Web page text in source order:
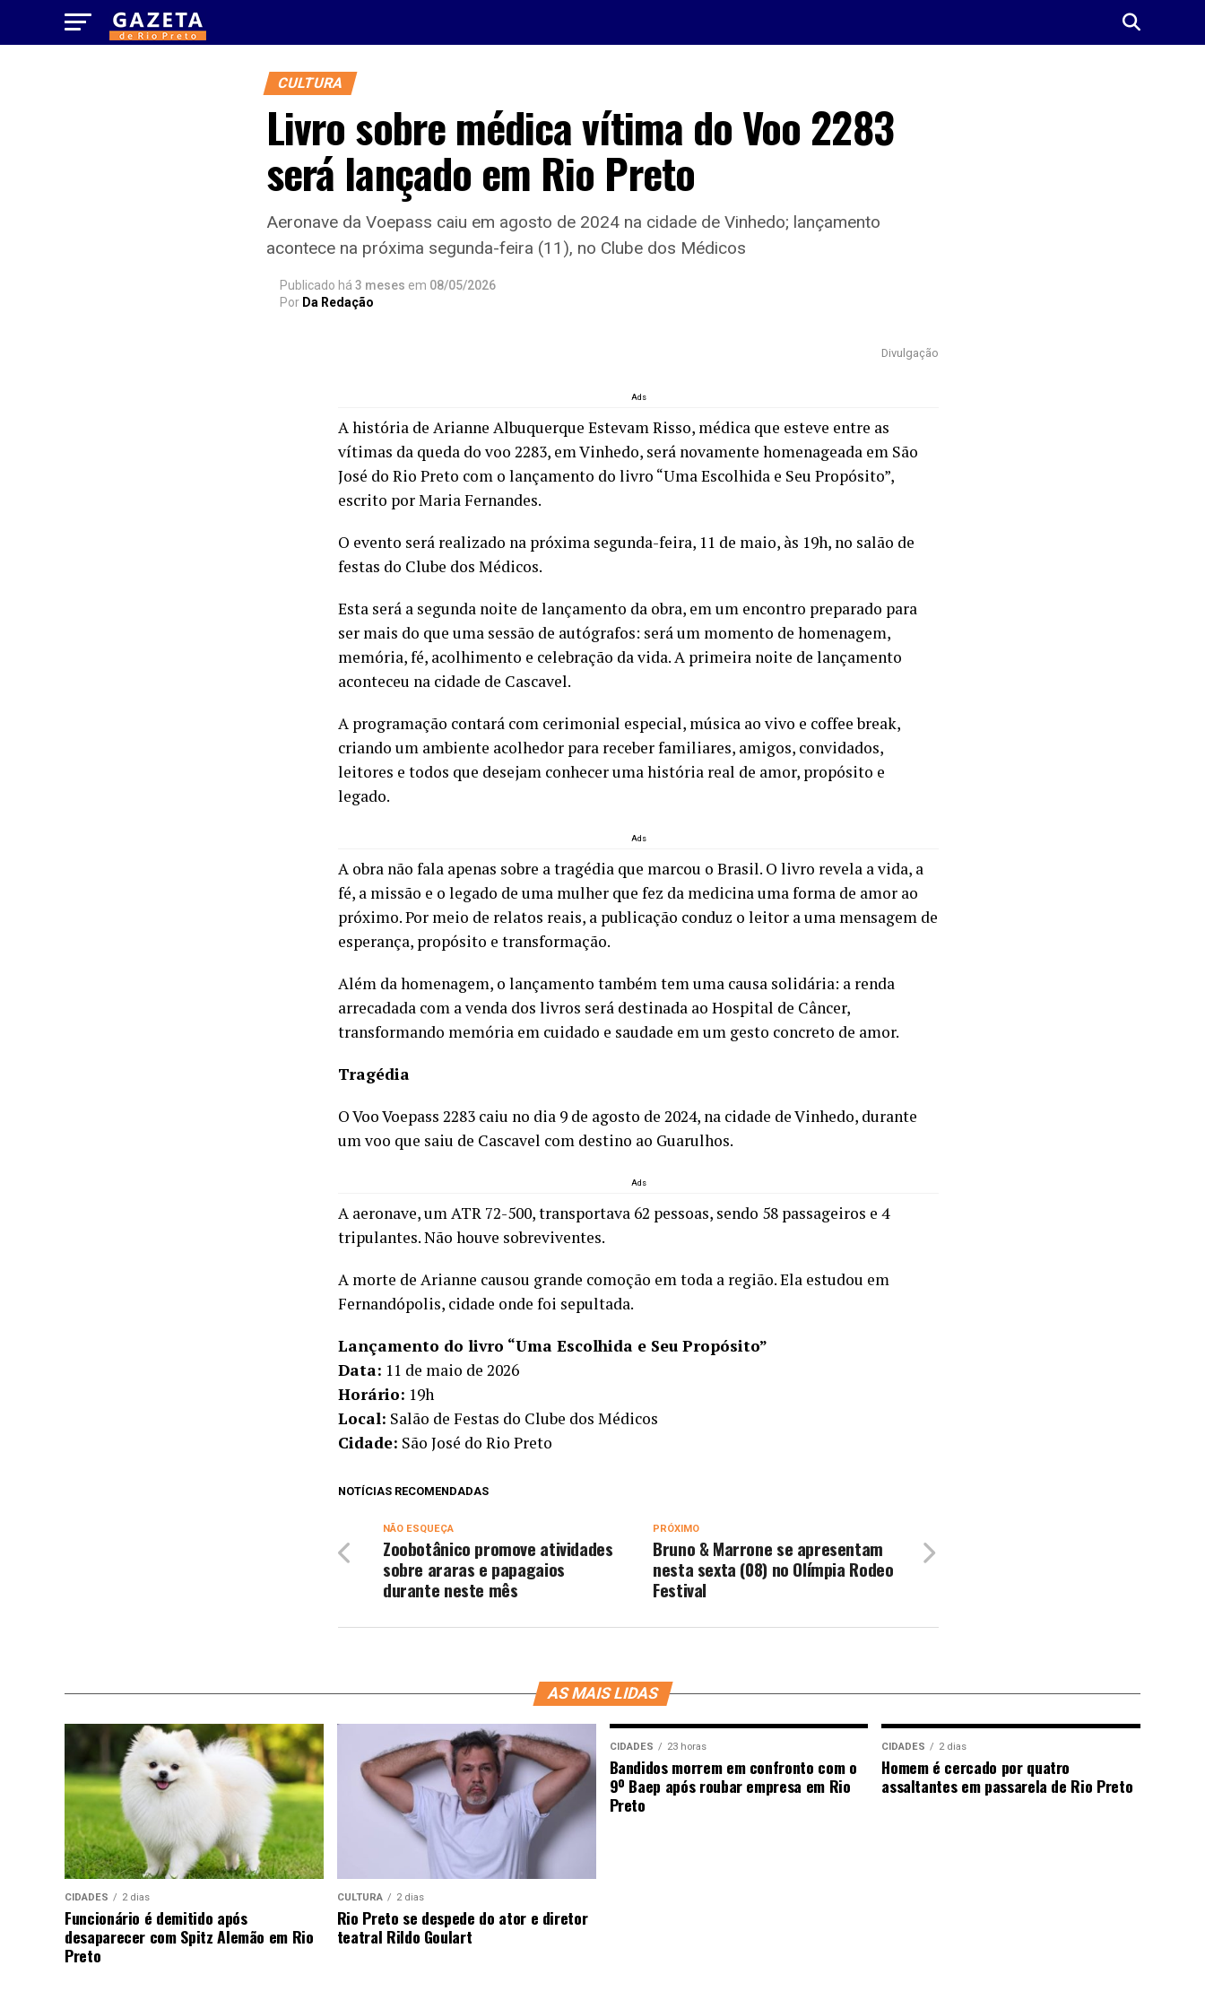
CULTURA
Livro sobre médica vítima do Voo 2283
será lançado em Rio Preto
Aeronave da Voepass caiu em agosto de 2024 na cidade de Vinhedo; lançamento
acontece na próxima segunda-feira (11), no Clube dos Médicos
Publicado há 3 meses em 08/05/2026
Por Da Redação
Divulgação
Ads
A história de Arianne Albuquerque Estevam Risso, médica que esteve entre as
vítimas da queda do voo 2283, em Vinhedo, será novamente homenageada em São
José do Rio Preto com o lançamento do livro “Uma Escolhida e Seu Propósito”,
escrito por Maria Fernandes.
O evento será realizado na próxima segunda-feira, 11 de maio, às 19h, no salão de
festas do Clube dos Médicos.
Esta será a segunda noite de lançamento da obra, em um encontro preparado para
ser mais do que uma sessão de autógrafos: será um momento de homenagem,
memória, fé, acolhimento e celebração da vida. A primeira noite de lançamento
aconteceu na cidade de Cascavel.
A programação contará com cerimonial especial, música ao vivo e coffee break,
criando um ambiente acolhedor para receber familiares, amigos, convidados,
leitores e todos que desejam conhecer uma história real de amor, propósito e
legado.
Ads
A obra não fala apenas sobre a tragédia que marcou o Brasil. O livro revela a vida, a
fé, a missão e o legado de uma mulher que fez da medicina uma forma de amor ao
próximo. Por meio de relatos reais, a publicação conduz o leitor a uma mensagem de
esperança, propósito e transformação.
Além da homenagem, o lançamento também tem uma causa solidária: a renda
arrecadada com a venda dos livros será destinada ao Hospital de Câncer,
transformando memória em cuidado e saudade em um gesto concreto de amor.
Tragédia
OVoo Voepass 2283 caiu no dia 9 de agosto de 2024, na cidade deVinhedo, durante
um voo que saiu de Cascavel com destino ao Guarulhos.
Ads
A aeronave, umATR 72-500, transportava 62 pessoas, sendo 58 passageiros e 4
tripulantes. Não houve sobreviventes.
A morte de Arianne causou grande comoção em toda a região. Ela estudou em
Fernandópolis, cidade onde foi sepultada.
Lançamento do livro “Uma Escolhida e Seu Propósito”
Data: 11 de maio de 2026
Horário: 19h
Local: Salão de Festas do Clube dos Médicos
Cidade: São José do Rio Preto
NOTÍCIAS RECOMENDADAS
PRÓXIMO
Bruno & Marrone se apresentam
nesta sexta (08) no Olímpia Rodeo
Festival
NÃO ESQUEÇA
Zoobotânico promove atividades
sobre araras e papagaios
durante neste mês
AS MAIS LIDAS
CIDADES 2 dias
Funcionário é demitido após
desaparecer com Spitz Alemão em Rio
Preto
CULTURA 2 dias
Rio Preto se despede do ator e diretor
teatral Rildo Goulart
CIDADES 23 horas
Bandidos morrem em confronto com o
9º Baep após roubar empresa em Rio
Preto
CIDADES 2 dias
Homem é cercado por quatro
assaltantes em passarela de Rio Preto